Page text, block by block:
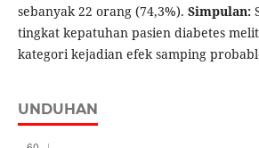
sebanyak 22 orang (74,3%). Simpulan:
tingkat kepatuhan pasien diabetes
kategori kejadian efek samping
UNDUHAN